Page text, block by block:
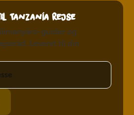
Tanzanía rejse
guider og
Leveret til din